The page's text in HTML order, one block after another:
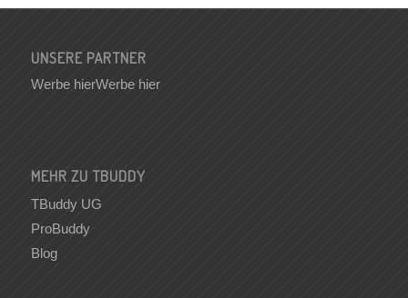
UNSERE PARTNER
Werbe hierWerbe hier
MEHR ZU TBUDDY
TBuddy UG
ProBuddy
Blog